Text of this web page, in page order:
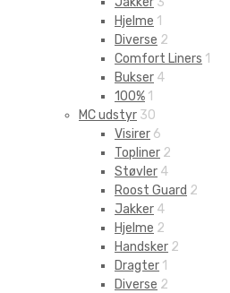
Hjelme 1
Diverse 2
Comfort Liners 1
Bukser 4
100% 1
MC udstyr 30
Visirer 6
Topliner 2
Støvler 4
Roost Guard 2
Jakker 4
Hjelme 2
Handsker 2
Dragter 1
Diverse 2